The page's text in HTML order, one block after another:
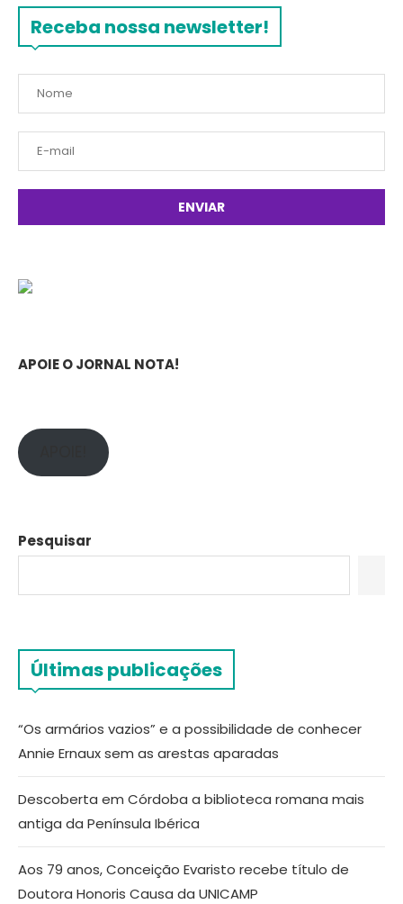
Receba nossa newsletter!
APOIE O JORNAL NOTA!
Pesquisar
Últimas publicações
“Os armários vazios” e a possibilidade de conhecer
Annie Ernaux sem as arestas aparadas
Descoberta em Córdoba a biblioteca romana mais
antiga da Península Ibérica
Aos 79 anos, Conceição Evaristo recebe título de
Doutora Honoris Causa da UNICAMP